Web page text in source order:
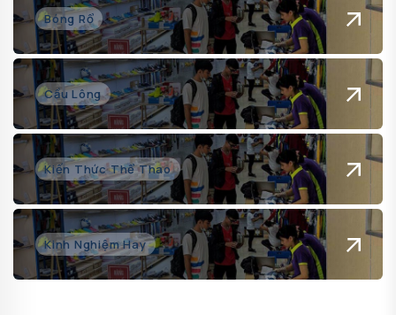
Bóng Rổ
Cầu Lông
Kiến Thức Thể Thao
Kinh Nghiệm Hay